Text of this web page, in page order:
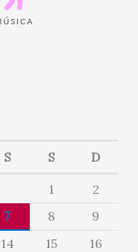
S S D
1
2
7 8
9
14 15
16